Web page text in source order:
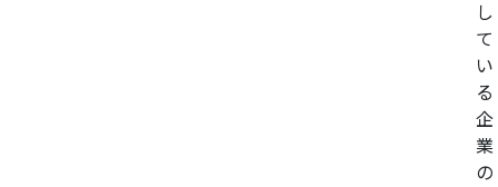
し
て
い
る
企
業
の